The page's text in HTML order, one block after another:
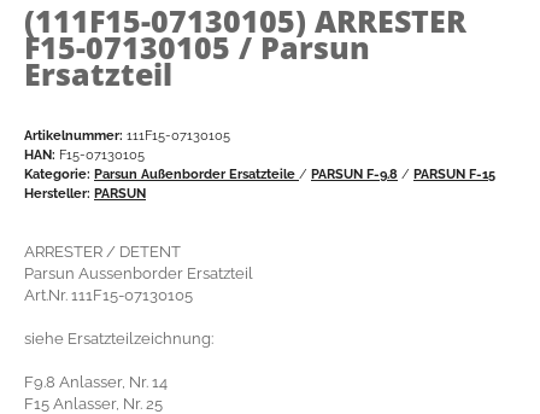
(111F15-07130105) ARRESTER
F15-07130105 / Parsun
Ersatzteil
Artikelnummer: 111F15-07130105
HAN: F15-07130105
Kategorie: Parsun Außenborder Ersatzteile / PARSUN F-9.8 / PARSUN F-15
Hersteller: PARSUN
ARRESTER / DETENT
Parsun Aussenborder Ersatzteil
Art.Nr. 111F15-07130105
siehe Ersatzteilzeichnung:
F9.8 Anlasser, Nr. 14
F15 Anlasser, Nr. 25